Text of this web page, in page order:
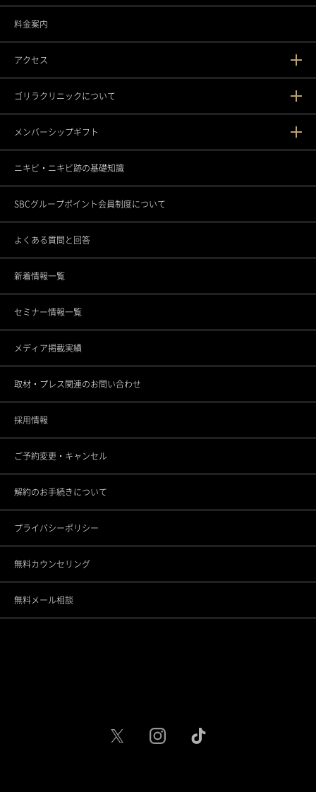
料金案内
アクセス
新宿本院
渋谷院
渋谷道玄坂院
池袋院
銀座院
東銀座院
銀座ANNEX院
上野院
町田院
立川院
横浜院
大宮院
千葉院
名古屋駅前院
名古屋駅栄院
ゴリラクリニックについて
ゴリラクリニックとは？
ゴリラフィロソフィー
医療機関としてのこだわり
スタッフの思い
スポーツ応援活動
CSRの取り組み
調査データアーカイブ
未成年者さまのご契約について
メンバーシップギフト
メンバーシップギフトとは
各種セミナーの開催
ニキビ・ニキビ跡の基礎知識
SBCグループポイント会員制度について
よくある質問と回答
新着情報一覧
セミナー情報一覧
メディア掲載実績
取材・プレス関連のお問い合わせ
採用情報
ご予約変更・キャンセル
解約のお手続きについて
プライバシーポリシー
無料カウンセリング
無料メール相談